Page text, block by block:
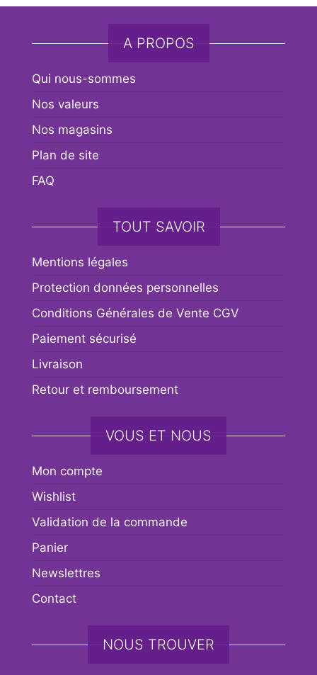
A PROPOS
Qui nous-sommes
Nos valeurs
Nos magasins
Plan de site
FAQ
TOUT SAVOIR
Mentions légales
Protection données personnelles
Conditions Générales de Vente CGV
Paiement sécurisé
Livraison
Retour et remboursement
VOUS ET NOUS
Mon compte
Wishlist
Validation de la commande
Panier
Newslettres
Contact
NOUS TROUVER